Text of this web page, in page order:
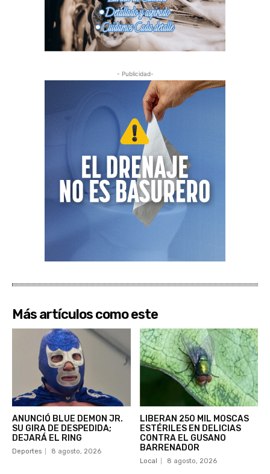
- Publicidad-
Más artículos como este
ANUNCIÓ BLUE DEMON JR.
SU GIRA DE DESPEDIDA;
DEJARÁ EL RING
Deportes 8 agosto, 2026
LIBERAN 250 MIL MOSCAS
ESTÉRILES EN DELICIAS
CONTRA EL GUSANO
BARRENADOR
Local 8 agosto, 2026